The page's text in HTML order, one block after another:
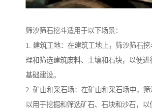
筛沙筛石挖斗适用于以下场景：
1. 建筑工地：在建筑工地上，筛沙筛石
理和筛选建筑废料、土壤和石块，以便进
基础建设。
2. 矿山和采石场：在矿山和采石场中，筛
以用于挖掘和筛选矿石、石块和沙石，以